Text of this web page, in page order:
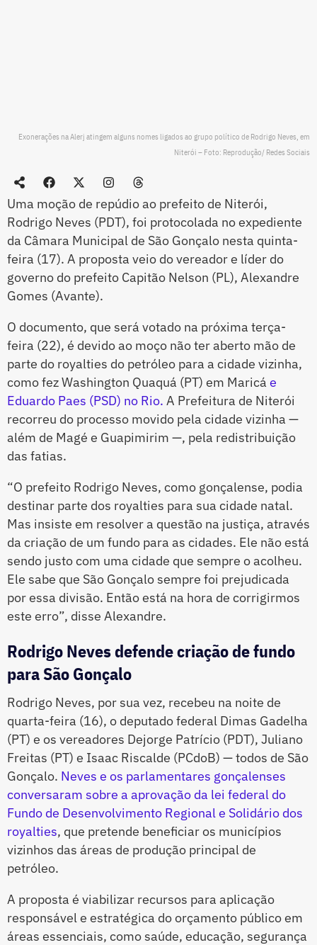
Exonerações na Alerj atingem alguns nomes ligados ao grupo político de Rodrigo Neves, em
Niterói – Foto: Reprodução/ Redes Sociais
Uma moção de repúdio ao prefeito de Niterói,
Rodrigo Neves (PDT), foi protocolada no expediente
da Câmara Municipal de São Gonçalo nesta quinta-
feira (17). A proposta veio do vereador e líder do
governo do prefeito Capitão Nelson (PL), Alexandre
Gomes (Avante).
O documento, que será votado na próxima terça-
feira (22), é devido ao moço não ter aberto mão de
parte do royalties do petróleo para a cidade vizinha,
como fez Washington Quaquá (PT) em Maricá e
Eduardo Paes (PSD) no Rio. A Prefeitura de Niterói
recorreu do processo movido pela cidade vizinha —
além de Magé e Guapimirim —, pela redistribuição
das fatias.
“O prefeito Rodrigo Neves, como gonçalense, podia
destinar parte dos royalties para sua cidade natal.
Mas insiste em resolver a questão na justiça, através
da criação de um fundo para as cidades. Ele não está
sendo justo com uma cidade que sempre o acolheu.
Ele sabe que São Gonçalo sempre foi prejudicada
por essa divisão. Então está na hora de corrigirmos
este erro”, disse Alexandre.
Rodrigo Neves defende criação de fundo
para São Gonçalo
Rodrigo Neves, por sua vez, recebeu na noite de
quarta-feira (16), o deputado federal Dimas Gadelha
(PT) e os vereadores Dejorge Patrício (PDT), Juliano
Freitas (PT) e Isaac Riscalde (PCdoB) — todos de São
Gonçalo. Neves e os parlamentares gonçalenses
conversaram sobre a aprovação da lei federal do
Fundo de Desenvolvimento Regional e Solidário dos
royalties, que pretende beneficiar os municípios
vizinhos das áreas de produção principal de
petróleo.
A proposta é viabilizar recursos para aplicação
responsável e estratégica do orçamento público em
áreas essenciais, como saúde, educação, segurança